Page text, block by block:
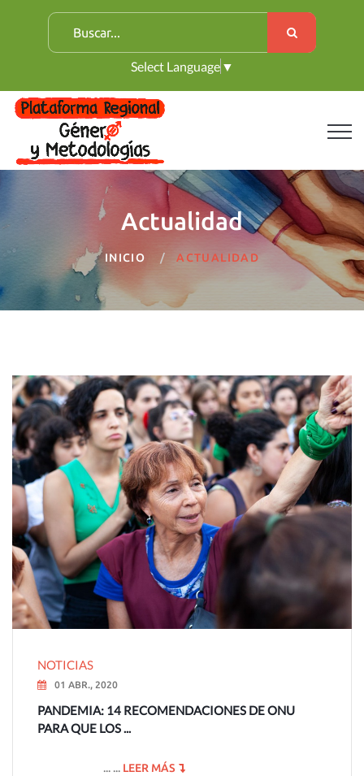
B
u
c
a
r
:
Select Language ▼
Actualidad
INICIO ACTUALIDAD
NOTICIAS
01 ABR., 2020
PANDEMIA: 14 RECOMENDACIONES DE ONU
PARA QUE LOS ...
... ... LEER MÁS